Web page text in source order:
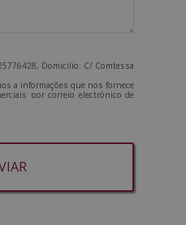
Domicilio: C/ Comtessa
a informações que nos fornece
por correio electrónico de
os produtos oferecidos e outros
interesse. Legitimação do
(por telefone e/ou correio